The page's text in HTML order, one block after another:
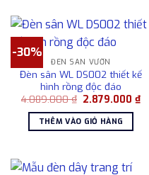
-30%
ĐÈN SÂN VƯỜN
Đèn sân WL DS002 thiết kế
hình rồng độc đáo
4.089.000₫ Giá
là:
4.089.000 ₫.
2.879.000₫Giá
THÊM VÀO GIỎ HÀNG